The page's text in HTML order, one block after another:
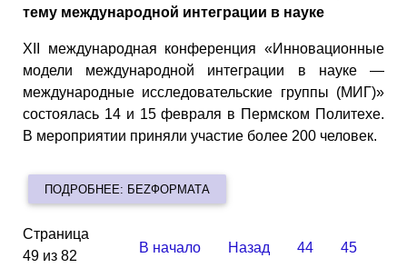
тему международной интеграции в науке
XII международная конференция «Инновационные
модели международной интеграции в науке —
международные исследовательские группы (МИГ)»
состоялась 14 и 15 февраля в Пермском Политехе.
В мероприятии приняли участие более 200 человек.
ПОДРОБНЕЕ: БЕZФОРМАТА
Страница
49 из 82
В начало Назад 44 45